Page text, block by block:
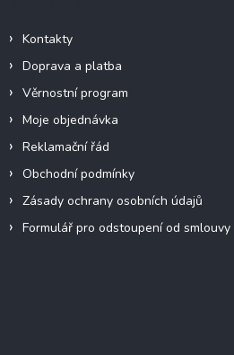
Kontakty
Doprava a platba
Věrnostní program
Moje objednávka
Reklamační řád
Obchodní podmínky
Zásady ochrany osobních údajů
Formulář pro odstoupení od smlouvy